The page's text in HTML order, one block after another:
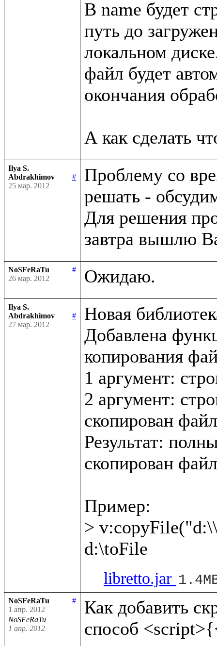
В name будет
путь до
локальном
файл будет
окончания
Ilya S.
Abdrakhimov
#
25 мар. 2012
Проблему со
решать -
Для решения
NoSFeRaTu
#
26 мар. 2012
Ilya S.
Abdrakhimov
#
27 мар. 2012
Новая
Добавлена
копирования
1 аргумент:
2 аргумент:
скопирован
Результат:
скопирован
Пример:
>
libretto.jar
NoSFeRaTu
#
1 апр. 2012
NoSFeRaTu
1 апр. 2012
Как добавить
способ